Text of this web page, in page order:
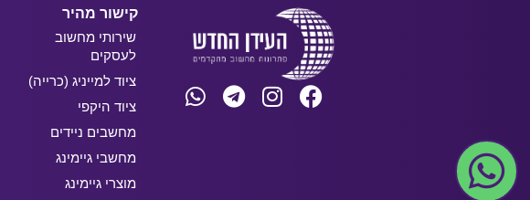
קישור מהיר
שירותי מחשוב
לעסקים
ציוד למייניג (כרייה)
ציוד היקפי
מחשבים ניידים
מחשבי גיימינג
מוצרי גיימינג